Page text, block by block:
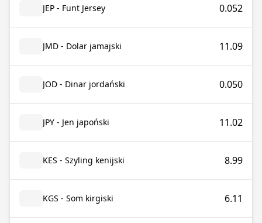
JEP - Funt Jersey 0.052
JMD - Dolar jamajski 11.09
JOD - Dinar jordański 0.050
JPY - Jen japoński 11.02
KES - Szyling kenijski 8.99
KGS - Som kirgiski 6.11